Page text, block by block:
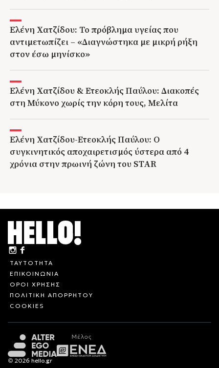
Ελένη Χατζίδου: Το πρόβλημα υγείας που
αντιμετωπίζει – «Διαγνώστηκα με μικρή ρήξη
στον έσω μηνίσκο»
Ελένη Χατζίδου & Ετεοκλής Παύλου: Διακοπές
στη Μύκονο χωρίς την κόρη τους, Μελίτα
Ελένη Χατζίδου-Ετεοκλής Παύλου: Ο
συγκινητικός αποχαιρετισμός ύστερα από 4
χρόνια στην πρωινή ζώνη του STAR
ΤΑΥΤΟΤΗΤΑ
ΕΠΙΚΟΙΝΩΝΙΑ
ΟΡΟΙ ΧΡΗΣΗΣ
ΠΟΛΙΤΙΚΗ ΑΠΟΡΡΗΤΟΥ
COOKIES
© 2026 hello.gr